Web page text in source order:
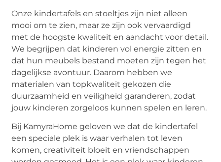
Onze kindertafels en stoeltjes zijn niet alleen
mooi om te zien, maar ze zijn ook vervaardigd
met de hoogste kwaliteit en aandacht voor detail.
We begrijpen dat kinderen vol energie zitten en
dat hun meubels bestand moeten zijn tegen het
dagelijkse avontuur. Daarom hebben we
materialen van topkwaliteit gekozen die
duurzaamheid en veiligheid garanderen, zodat
jouw kinderen zorgeloos kunnen spelen en leren.
Bij KamyraHome geloven we dat de kindertafel
een speciale plek is waar verhalen tot leven
komen, creativiteit bloeit en vriendschappen